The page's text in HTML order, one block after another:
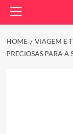
Menu
HOME VIAGEM E
PRECIOSAS PARA